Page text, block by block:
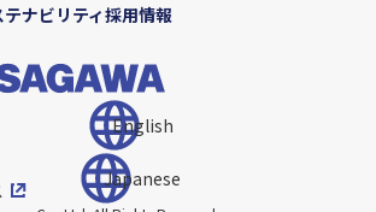
ナビリティ採用情報
English
Japanese